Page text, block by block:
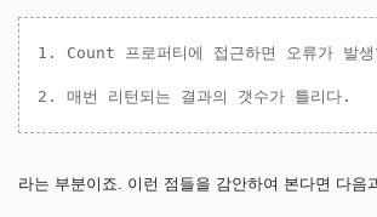
1. Count 프로퍼티에 접근하면 오류가 발
라는 부분이죠. 이런 점들을 감안하여 본다면 다음